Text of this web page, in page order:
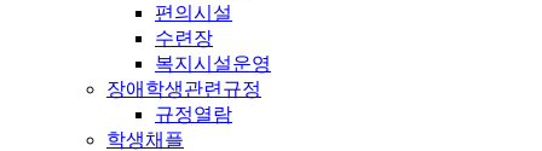
편의시설
수련장
복지시설운영
장애학생관련규정
규정열람
학생채플